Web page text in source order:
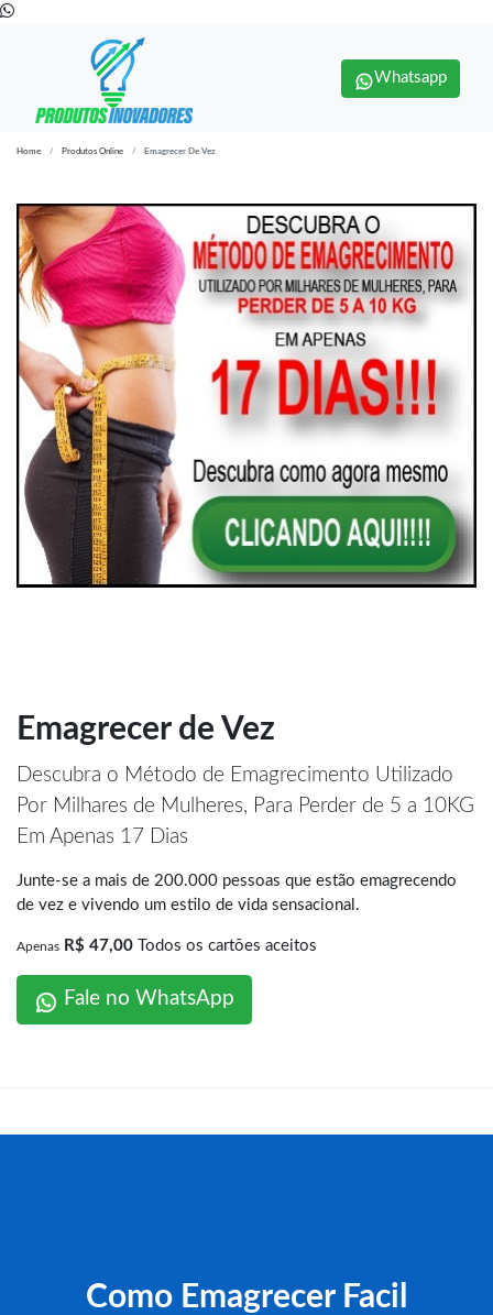
Whatsapp
Home Produtos Online Emagrecer De Vez
Emagrecer de Vez
Descubra o Método de Emagrecimento Utilizado
Por Milhares de Mulheres, Para Perder de 5 a 10KG
Em Apenas 17 Dias
Junte-se a mais de 200.000 pessoas que estão emagrecendo
de vez e vivendo um estilo de vida sensacional.
Apenas R$ 47,00 Todos os cartões aceitos
Fale no WhatsApp
Como Emagrecer Facil